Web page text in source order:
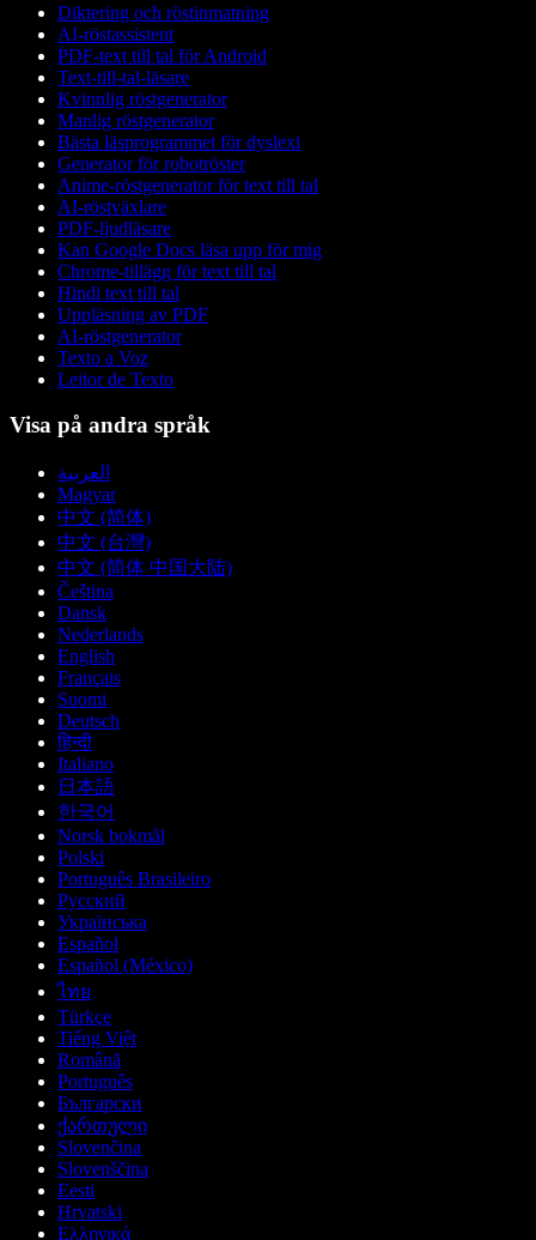
Diktering och röstinmatning
AI-röstassistent
PDF-text till tal för Android
Text-till-tal-läsare
Kvinnlig röstgenerator
Manlig röstgenerator
Bästa läsprogrammet för dyslexi
Generator för robotröster
Anime-röstgenerator för text till tal
AI-röstväxlare
PDF-ljudläsare
Kan Google Docs läsa upp för mig
Chrome-tillägg för text till tal
Hindi text till tal
Uppläsning av PDF
AI-röstgenerator
Texto a Voz
Leitor de Texto
Visa på andra språk
العربية
Magyar
中文 (简体)
中文 (台灣)
中文 (简体 中国大陆)
Čeština
Dansk
Nederlands
English
Français
Suomi
Deutsch
हिन्दी
Italiano
日本語
한국어
Norsk bokmål
Polski
Português Brasileiro
Русский
Українська
Español
Español (México)
ไทย
Türkçe
Tiếng Việt
Română
Português
Български
ქართული
Slovenčina
Slovenščina
Eesti
Hrvatski
Ελληνικά